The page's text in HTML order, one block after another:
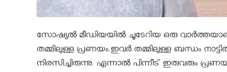
സോഷ്യൽ മീഡിയയിൽ ചൂടേറിയ ഒരു
തമ്മിലുള്ള പ്രണയം.ഇവർ തമ്മിലുള്ള ബന്ധം
നിരസിച്ചിരുന്നു. എന്നാൽ പിന്നീട് ഇരുവരും